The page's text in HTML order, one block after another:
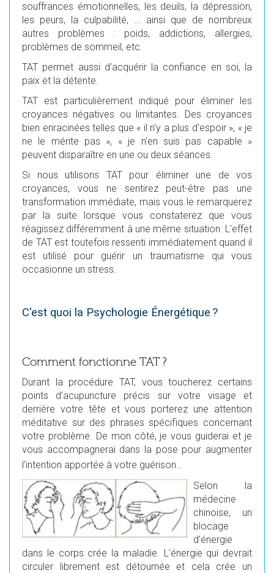
souffrances émotionnelles, les deuils, la dépression,
les peurs, la culpabilité, ... ainsi que de nombreux
autres problèmes : poids, addictions, allergies,
problèmes de sommeil, etc.
TAT permet aussi d'acquérir la confiance en soi, la
paix et la détente.
TAT est particulièrement indiqué pour éliminer les
croyances négatives ou limitantes. Des croyances
bien enracinées telles que « il n'y a plus d'espoir », « je
ne le mérite pas », « je n'en suis pas capable »
peuvent disparaître en une ou deux séances.
Si nous utilisons TAT pour éliminer une de vos
croyances, vous ne sentirez peut-être pas une
transformation immédiate, mais vous le remarquerez
par la suite lorsque vous constaterez que vous
réagissez différemment à une même situation. L'effet
de TAT est toutefois ressenti immédiatement quand il
est utilisé pour guérir un traumatisme qui vous
occasionne un stress.
C'est quoi la Psychologie Énergétique ?
Comment fonctionne TAT ?
Durant la procédure TAT, vous toucherez certains
points d'acupuncture précis sur votre visage et
derrière votre tête et vous porterez une attention
méditative sur des phrases spécifiques concernant
votre problème. De mon côté, je vous guiderai et je
vous accompagnerai dans la pose pour augmenter
l'intention apportée à votre guérison…
Selon la
médecine
chinoise, un
blocage
d'énergie
dans le corps crée la maladie. L'énergie qui devrait
circuler librement est détournée et cela crée un